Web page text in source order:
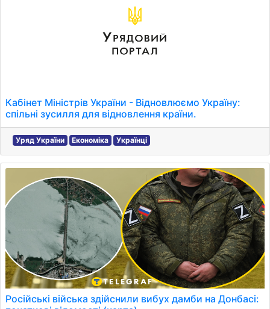
Кабінет Міністрів України - Відновлюємо Україну:
спільні зусилля для відновлення країни.
Уряд України Економіка Українці
Російські війська здійснили вибух дамби на Донбасі: